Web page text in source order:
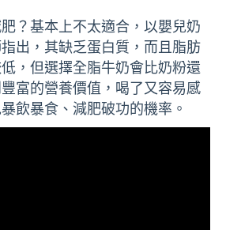
？基本上不太適合，以嬰兒奶
出，其缺乏蛋白質，而且脂肪
，但選擇全脂牛奶會比奶粉還
富的營養價值，喝了又容易感
飲暴食、減肥破功的機率。